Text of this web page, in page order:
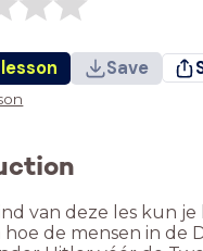
Save
van deze les kun
de mensen in de